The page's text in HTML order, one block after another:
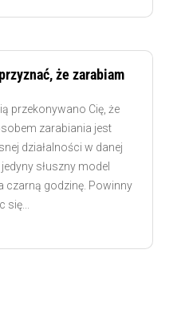
że zarabiam
przekonywano Cię, że
zarabiania jest
działalności w danej
słuszny model
czarną godzinę. Powinny